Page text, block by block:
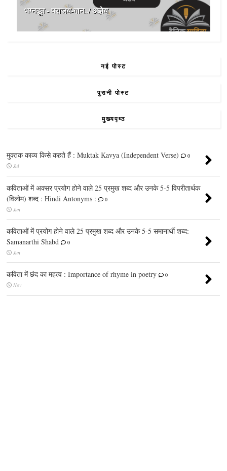
भग्नदूत - पराजय-गान../ अज्ञेय
नई पोस्ट
पुरानी पोस्ट
मुख्यपृष्ठ
मुक्तक काव्य किसे कहते हैं : Muktak Kavya (Independent Verse)
0
Jul
कविताओं में अक्सर प्रयोग होने वाले 25 प्रमुख शब्द और उनके 5-5 विपरीतार्थक
(विलोम) शब्द : Hindi Antonyms :
0
Jun
कविताओं में प्रयोग होने वाले 25 प्रमुख शब्द और उनके 5-5 समानार्थी शब्द:
Samanarthi Shabd
0
Jun
कविता में छंद का महत्व : Importance of rhyme in poetry
0
Nov